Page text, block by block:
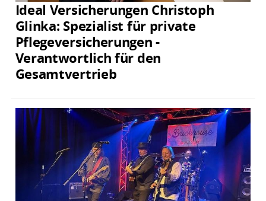
Ideal Versicherungen Christoph
Glinka: Spezialist für private
Pflegeversicherungen -
Verantwortlich für den
Gesamtvertrieb